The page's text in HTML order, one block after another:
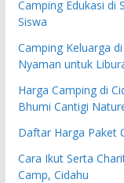
Camping Edukasi di
Siswa
Camping Keluarga
Nyaman untuk
Harga Camping di
Bhumi Cantigi
Daftar Harga Paket
Cara Ikut Serta
Camp, Cidahu